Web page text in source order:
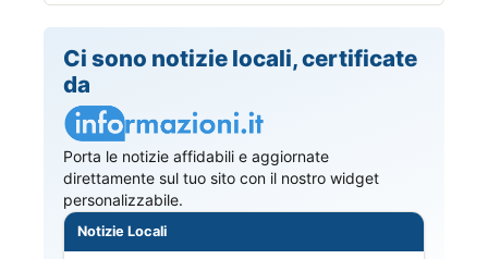
Ci sono notizie locali, certificate
da
Porta le notizie affidabili e aggiornate
direttamente sul tuo sito con il nostro widget
personalizzabile.
Notizie Locali